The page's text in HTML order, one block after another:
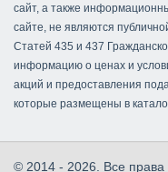
сайт, а также
сайте, не являются
Статей 435 и 437
информацию о ценах и
акций и предоставления
которые размещены в
© 2014 - 2026. Все